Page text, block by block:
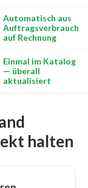
Automatisch aus
Auftragsverbrauch
auf Rechnung
Einmal im Katalog
— überall
aktualisiert
halten